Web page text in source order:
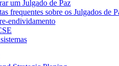
um Julgado de Paz
frequentes sobre os Julgados de
endividamento